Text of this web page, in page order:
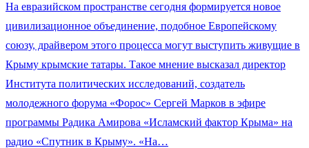
На евразийском пространстве сегодня формируется новое
цивилизационное объединение, подобное Европейскому
союзу, драйвером этого процесса могут выступить живущие в
Крыму крымские татары. Такое мнение высказал директор
Института политических исследований, создатель
молодежного форума «Форос» Сергей Марков в эфире
программы Радика Амирова «Исламский фактор Крыма» на
радио «Спутник в Крыму». «На…